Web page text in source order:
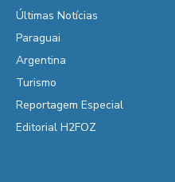
Últimas Notícias
Paraguai
Argentina
Turismo
Reportagem Especial
Editorial H2FOZ